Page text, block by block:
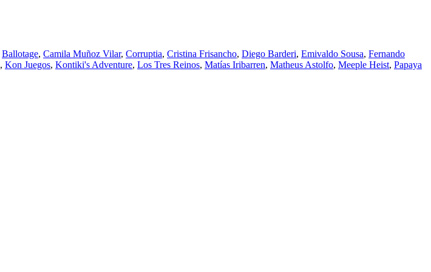
Ballotage, Camila Muñoz Vilar, Corruptia, Cristina Frisancho, Diego Barderi, Emivaldo Sousa, Fernando
, Kon Juegos, Kontiki's Adventure, Los Tres Reinos, Matías Iribarren, Matheus Astolfo, Meeple Heist, Papaya